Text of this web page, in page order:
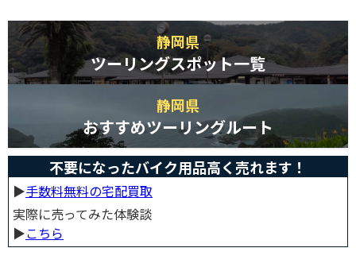
静岡県
ツーリングスポット一覧
静岡県
おすすめツーリングルート
不要になったバイク用品高く売れます！
▶︎手数料無料の宅配買取
実際に売ってみた体験談
▶︎こちら